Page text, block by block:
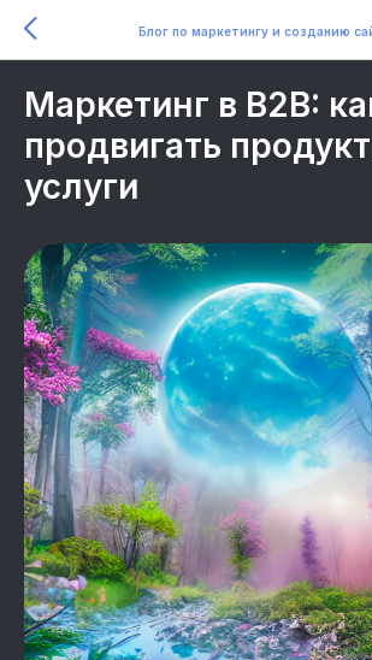
Блог по маркетингу и созданию
Маркетинг в B2B:
продвигать
услуги